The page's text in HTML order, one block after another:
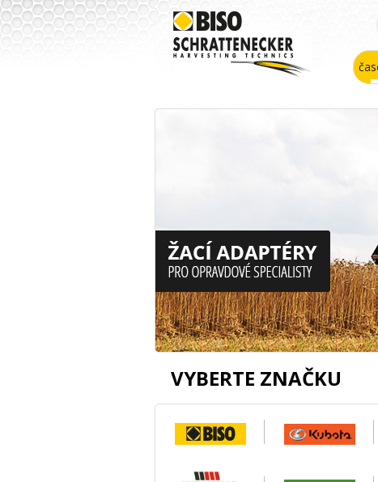
VYBERTE ZNAČKU